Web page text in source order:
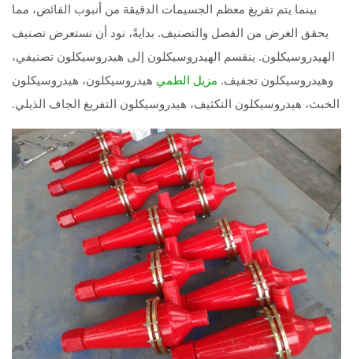
بينما يتم تفريغ معظم الجسيمات الدقيقة من أنبوب الفائض، مما
يحقق الغرض من الفصل والتصنيف. بدايةً، نود أن نستعرض تصنيف
الهيدروسيكلون. ينقسم الهيدروسيكلون إلى هيدروسيكلون تصنيفي،
وهيدروسيكلون تجفيف. مزيل الطمي هيدروسيكلون، هيدروسيكلون
الخبث، هيدروسيكلون التكثيف، هيدروسيكلون التفريغ الجاف الذيلي.